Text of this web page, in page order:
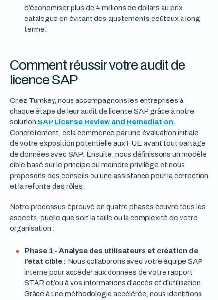
d’économiser plus de 4 millions de dollars au prix
catalogue en évitant des ajustements coûteux à long
terme.
Comment réussir votre audit de
licence SAP
Chez Turnkey, nous accompagnons les entreprises à
chaque étape de leur audit de licence SAP grâce à notre
solution SAP License Review and Remediation.
Concrètement, cela commence par une évaluation initiale
de votre exposition potentielle aux FUE avant tout partage
de données avec SAP. Ensuite, nous définissons un modèle
cible basé sur le principe du moindre privilège et nous
proposons des conseils ou une assistance pour la correction
et la refonte des rôles.
Notre processus éprouvé en quatre phases couvre tous les
aspects, quelle que soit la taille ou la complexité de votre
organisation :
Phase 1 - Analyse des utilisateurs et création de
l’état cible : Nous collaborons avec votre équipe SAP
interne pour accéder aux données de votre rapport
STAR et/ou à vos informations d'accès et d'utilisation.
Grâce à une méthodologie accélérée, nous identifions